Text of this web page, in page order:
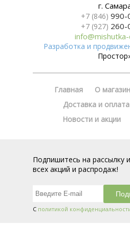
г.
+7 (846) 990-
+7 (927) 260-
Разработка и
Главная О
Доставка и оплата
Новости и акции
Подпишитесь на рассылку
всех акций и распродаж!
С политикой